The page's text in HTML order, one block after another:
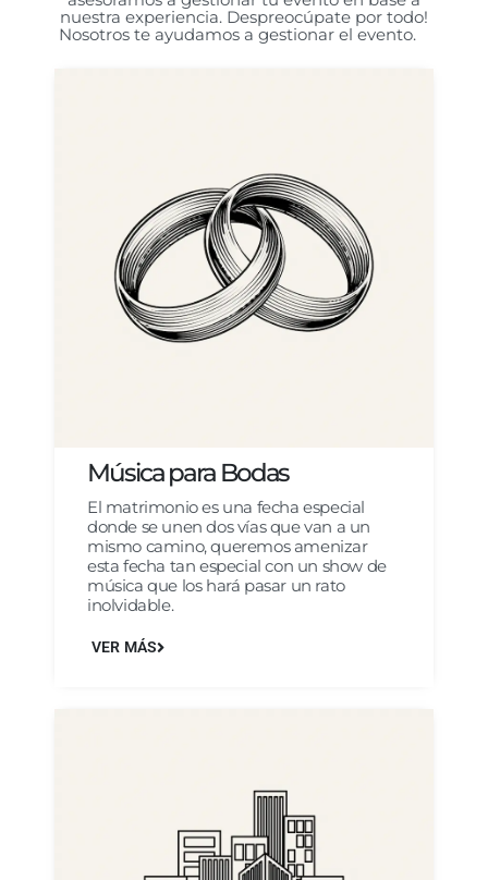
nuestra experiencia. Despreocúpate por todo!
Nosotros te ayudamos a gestionar el evento.
Música para Bodas
El matrimonio es una fecha especial
donde se unen dos vías que van a un
mismo camino, queremos amenizar
esta fecha tan especial con un show de
música que los hará pasar un rato
inolvidable.
VER MÁS